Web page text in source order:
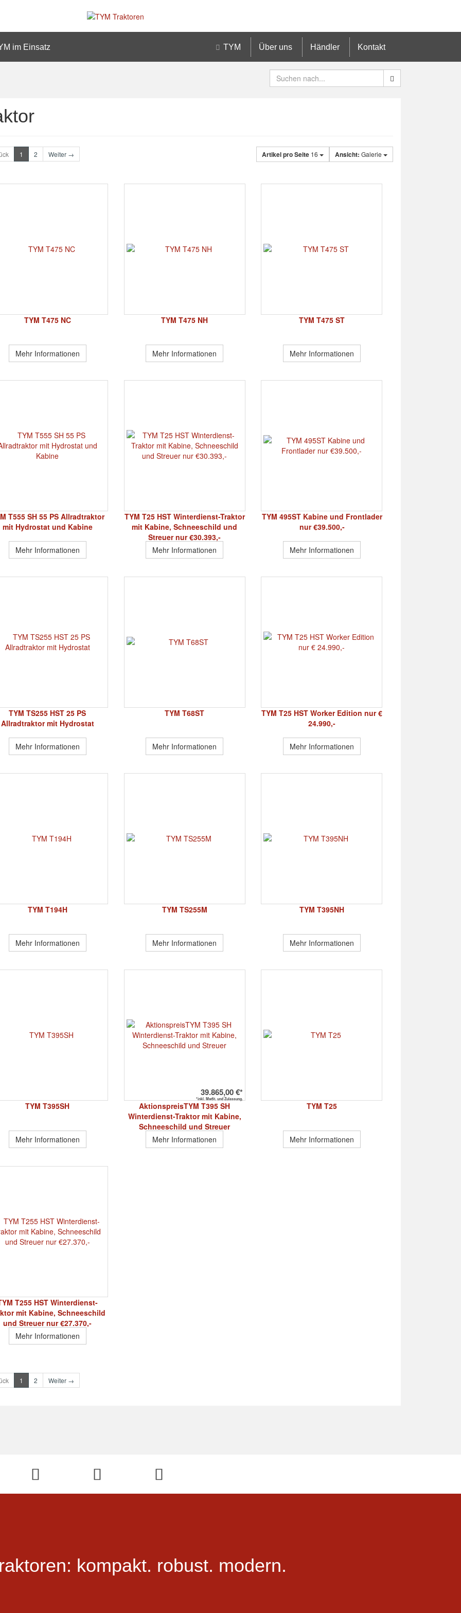
im Einsatz TYM Über uns Händler Kontakt
1 2 Weiter → Ansicht: Galerie
Artikel pro Seite 16
TYM T475 NC
Mehr Informationen
TYM T475 NH
Mehr Informationen
TYM T475 ST
Mehr Informationen
T555 SH 55 PS Allradtraktor
mit Hydrostat und Kabine
Mehr Informationen
TYM T25 HST Winterdienst-Traktor
mit Kabine, Schneeschild und
Streuer nur €30.393,-
Mehr Informationen
TYM 495ST Kabine und Frontlader
nur €39.500,-
Mehr Informationen
TYM TS255 HST 25 PS
Allradtraktor mit Hydrostat
Mehr Informationen
TYM T68ST
Mehr Informationen
TYM T25 HST Worker Edition nur €
24.990,-
Mehr Informationen
TYM T194H
Mehr Informationen
TYM TS255M
Mehr Informationen
TYM T395NH
Mehr Informationen
TYM T395SH
Mehr Informationen
39.865,00 €*
*inkl. MwSt. und Zulassung.
AktionspreisTYM T395 SH
Winterdienst-Traktor mit Kabine,
Schneeschild und Streuer
Mehr Informationen
TYM T25
Mehr Informationen
T255 HST Winterdienst-
mit Kabine, Schneeschild
und Streuer nur €27.370,-
Mehr Informationen
1 2 Weiter →
kompakt. robust. modern.